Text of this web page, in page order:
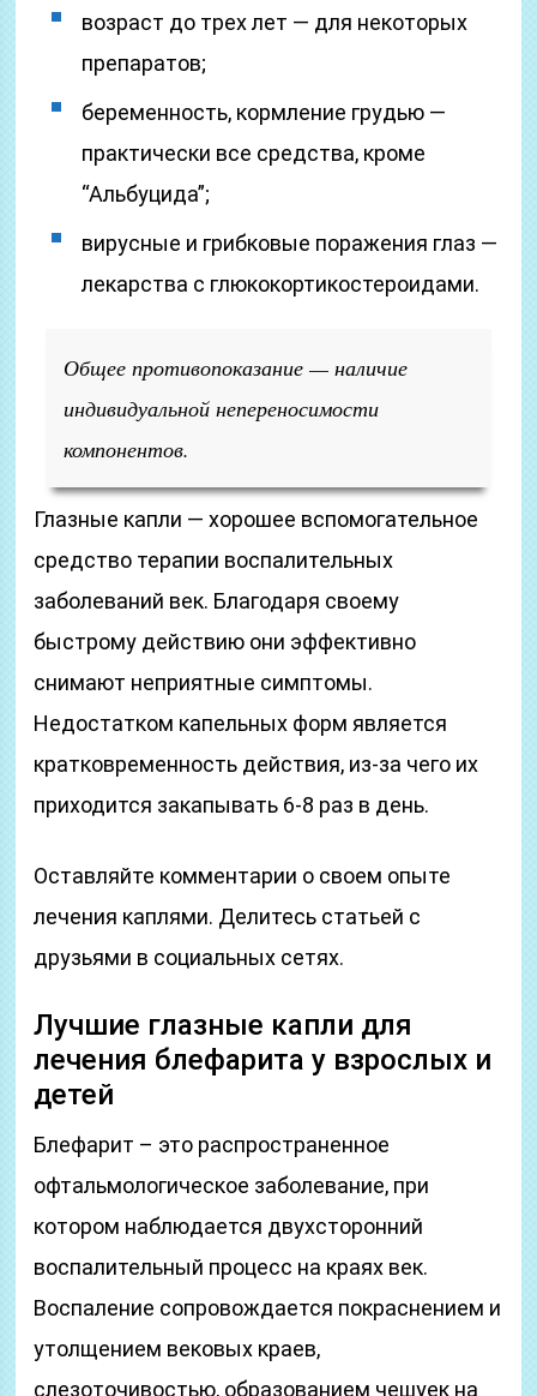
возраст до трех лет — для некоторых
препаратов;
беременность, кормление грудью —
практически все средства, кроме
“Альбуцида”;
вирусные и грибковые поражения глаз —
лекарства с глюкокортикостероидами.
Общее противопоказание — наличие
индивидуальной непереносимости
компонентов.
Глазные капли — хорошее вспомогательное
средство терапии воспалительных
заболеваний век. Благодаря своему
быстрому действию они эффективно
снимают неприятные симптомы.
Недостатком капельных форм является
кратковременность действия, из-за чего их
приходится закапывать 6-8 раз в день.
Оставляйте комментарии о своем опыте
лечения каплями. Делитесь статьей с
друзьями в социальных сетях.
Лучшие глазные капли для
лечения блефарита у взрослых и
детей
Блефарит – это распространенное
офтальмологическое заболевание, при
котором наблюдается двухсторонний
воспалительный процесс на краях век.
Воспаление сопровождается покраснением и
утолщением вековых краев,
слезоточивостью, образованием чешуек на